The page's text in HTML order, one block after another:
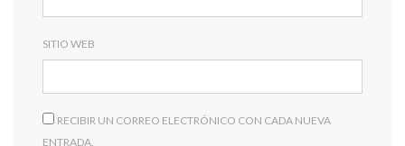
SITIO WEB
RECIBIR UN CORREO ELECTRÓNICO CON CADA NUEVA
ENTRADA.